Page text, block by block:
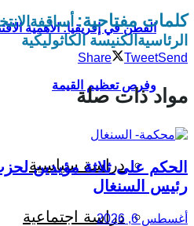
القطن في إفريقيا: الأهمية
وفرص تعظيم القيمة
دراسة سياسية
دراسة اجتماعية
كلمات مفتاحية: أساقفة
الرئاسية الكنيسة الكاثوليكية
Share TweetSend
مواد ذات صلة
الحكم على ثلاثة مؤيدين
رئيس السنغال
أغسطس 6, 2026